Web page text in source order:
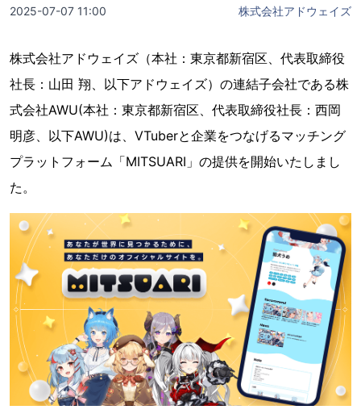
2025-07-07 11:00 株式会社アドウェイズ
株式会社アドウェイズ（本社：東京都新宿区、代表取締役
社長：山田 翔、以下アドウェイズ）の連結子会社である株
式会社AWU(本社：東京都新宿区、代表取締役社長：西岡
明彦、以下AWU)は、VTuberと企業をつなげるマッチング
プラットフォーム「MITSUARI」の提供を開始いたしまし
た。